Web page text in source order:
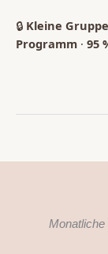
🔒 Kleine Gruppe
Programm · 95